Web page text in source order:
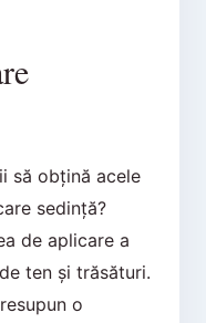
să obțină acele
sedință?
de aplicare a
ten și trăsături.
o